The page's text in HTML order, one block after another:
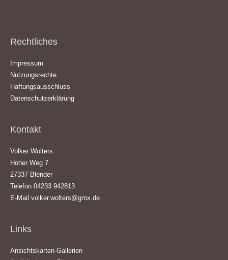
Rechtliches
Impressum
Nutzungsrechte
Haftungsausschluss
Datenschutzerklärung
Kontakt
Volker Wolters
Hoher Weg 7
27337 Blender
Telefon 04233 942813
E-Mail volker.wolters@gmx.de
Links
Ansichtskarten-Gallerien